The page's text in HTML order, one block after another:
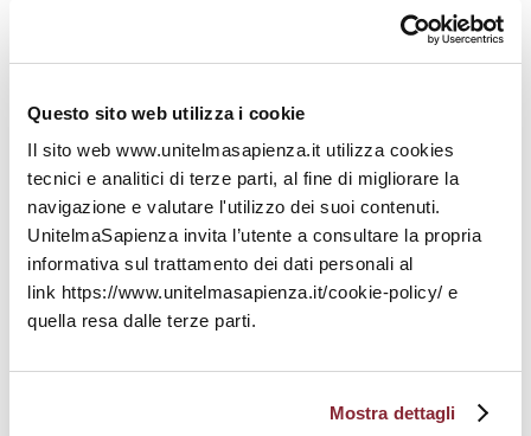
Questo sito web utilizza i cookie
Il sito web www.unitelmasapienza.it utilizza cookies
tecnici e analitici di terze parti, al fine di migliorare la
navigazione e valutare l'utilizzo dei suoi contenuti.
UnitelmaSapienza invita l’utente a consultare la propria
informativa sul trattamento dei dati personali al
link https://www.unitelmasapienza.it/cookie-policy/ e
quella resa dalle terze parti.
Mostra dettagli
Settembre 2023
Agosto 2023
Luglio 2023
Giugno 2023
Maggio 2023